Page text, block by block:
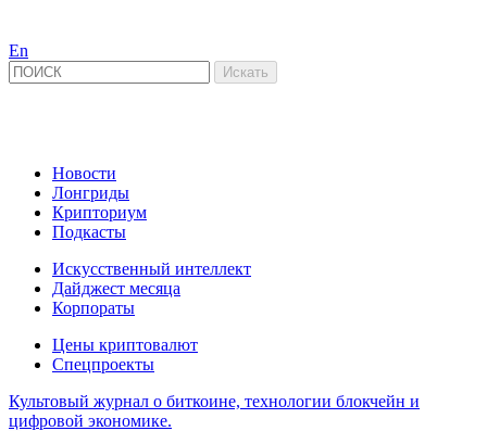
En
Новости
Лонгриды
Крипториум
Подкасты
Искусственный интеллект
Дайджест месяца
Корпораты
Цены криптовалют
Спецпроекты
Культовый журнал о биткоине, технологии блокчейн и
цифровой экономике.